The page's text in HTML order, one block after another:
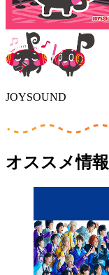
JOYSOUND
オススメ情報